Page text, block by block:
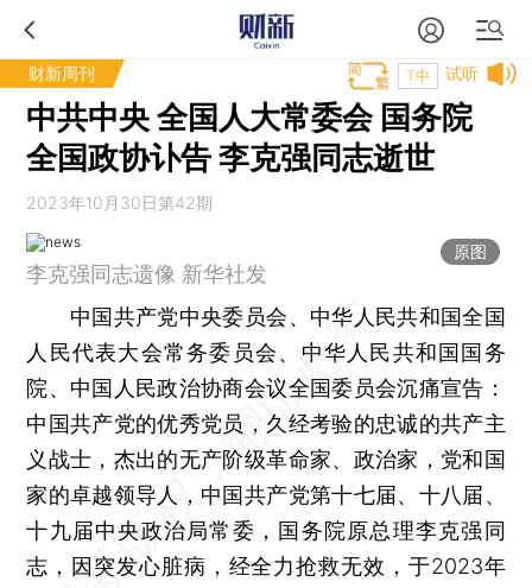
财新周刊 试听
T中
中共中央 全国人大常委会 国务院
全国政协讣告 李克强同志逝世
2023年10月30日第42期
原图
李克强同志遗像 新华社发
中国共产党中央委员会、中华人民共和国全国
人民代表大会常务委员会、中华人民共和国国务
院、中国人民政治协商会议全国委员会沉痛宣告：
中国共产党的优秀党员，久经考验的忠诚的共产主
义战士，杰出的无产阶级革命家、政治家，党和国
家的卓越领导人，中国共产党第十七届、十八届、
十九届中央政治局常委，国务院原总理李克强同
志，因突发心脏病，经全力抢救无效，于2023年